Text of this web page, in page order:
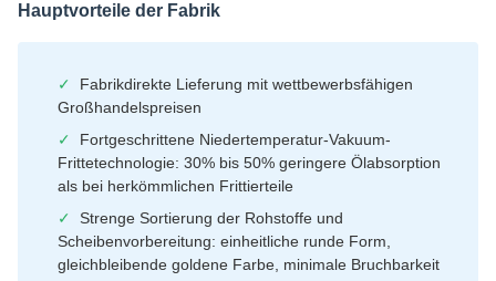
Hauptvorteile der Fabrik
✓
Fabrikdirekte Lieferung mit wettbewerbsfähigen
Großhandelspreisen
✓
Fortgeschrittene Niedertemperatur-Vakuum-
Frittetechnologie: 30% bis 50% geringere Ölabsorption
als bei herkömmlichen Frittierteile
✓
Strenge Sortierung der Rohstoffe und
Scheibenvorbereitung: einheitliche runde Form,
gleichbleibende goldene Farbe, minimale Bruchbarkeit